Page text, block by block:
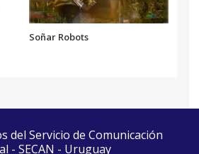
Soñar Robots
del Servicio de Comunicación
- SECAN - Uruguay